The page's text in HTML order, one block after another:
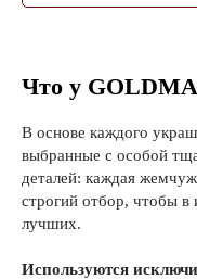
Что у
В основе каждого
выбранные с особой
деталей: каждая
строгий отбор, чтобы в
лучших.
Используются